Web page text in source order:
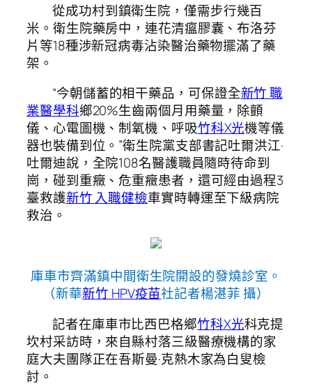
從成功村到鎮衛生院，僅需步行幾百
米。衛生院藥房中，連花清瘟膠囊、布洛芬
片等18種涉新冠病毒沾染醫治藥物擺滿了藥
架。
“今朝儲蓄的相干藥品，可保證全新竹 職
業醫學科鄉20%生齒兩個月用藥量，除顫
儀、心電圖機、制氧機、呼吸竹科X光機等儀
器也裝備到位。”衛生院黨支部書記吐爾洪江·
吐爾迪說，全院108名醫護職員隨時待命到
崗，碰到重癥、危重癥患者，還可經由過程3
臺救護新竹 入職健檢車實時轉運至下級病院
救治。
庫車市齊滿鎮中間衛生院開設的發燒診室。
（新華新竹 HPV疫苗社記者楊湛菲 攝）
記者在庫車市比西巴格鄉竹科X光科克提
坎村采訪時，來自縣村落三級醫療機構的家
庭大夫團隊正在吾斯曼·克熱木家為白叟檢
討。